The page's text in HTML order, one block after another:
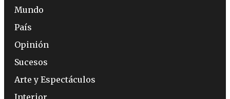
Mundo
País
Opinión
Sucesos
Arte y Espectáculos
Interior